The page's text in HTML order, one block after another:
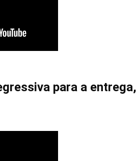
para a entrega,